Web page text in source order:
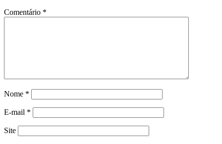
Comentário *
Nome *
E-mail *
Site